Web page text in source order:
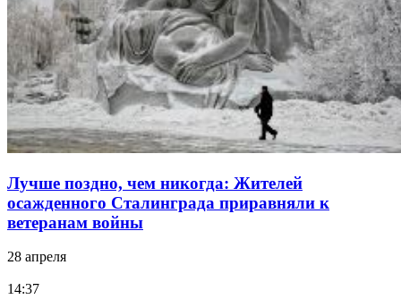
Лучше поздно, чем никогда: Жителей
осажденного Сталинграда приравняли к
ветеранам войны
28 апреля
14:37